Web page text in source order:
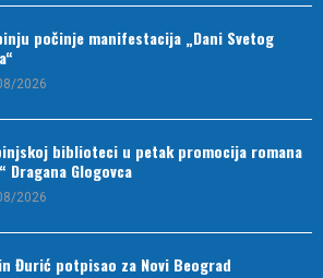
počinje manifestacija „Dani Svetog
2026
biblioteci u petak promocija romana
Dragana Glogovca
2026
Đurić potpisao za Novi Beograd